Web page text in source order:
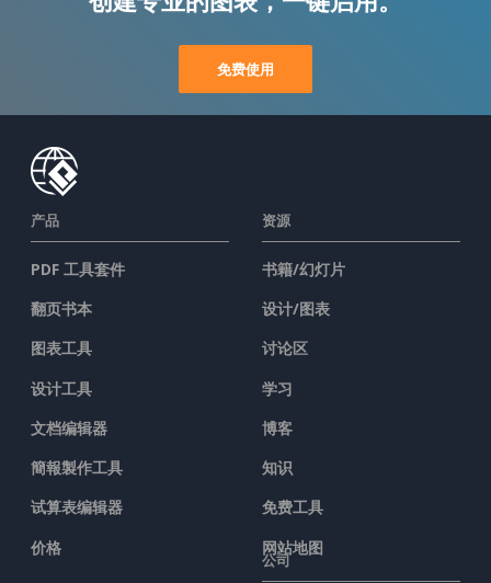
免费使用
产品
PDF 工具套件
翻页书本
图表工具
设计工具
文档编辑器
簡報製作工具
试算表编辑器
价格
资源
书籍/幻灯片
设计/图表
讨论区
学习
博客
知识
免费工具
网站地图
公司